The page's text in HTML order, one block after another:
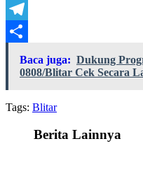
X
Telegram
Share
Baca juga: Dukung
0808/Blitar Cek Secara
Tags: Blitar
Berita Lainnya